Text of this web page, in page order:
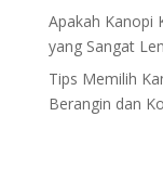
Apakah Kanopi
yang Sangat
Tips Memilih
Berangin dan